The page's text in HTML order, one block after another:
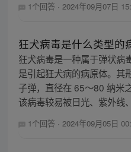
1个回答 · 2024年09月07日
狂犬病毒是什么类型的
狂犬病毒是一种属于弹状病
是引起狂犬病的病原体。其
子弹，直径在 65～80 纳米
该病毒较易被日光、紫外线
1个回答 · 2024年09月05日